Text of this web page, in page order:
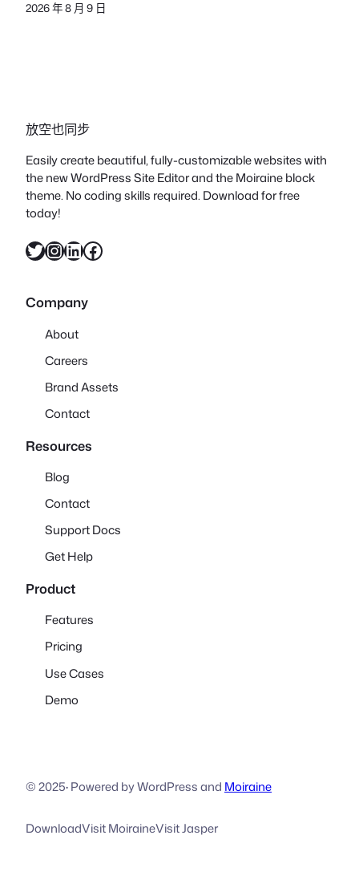
2026 年 8 月 9 日
放空也同步
Easily create beautiful, fully-customizable websites with
the new WordPress Site Editor and the Moiraine block
theme. No coding skills required. Download for free
today!
X InstagramLinkedIn Facebook
Company
About
Careers
Brand Assets
Contact
Resources
Blog
Contact
Support Docs
Get Help
Product
Features
Pricing
Use Cases
Demo
© 2025·Powered by WordPress and Moiraine
DownloadVisit MoiraineVisit Jasper